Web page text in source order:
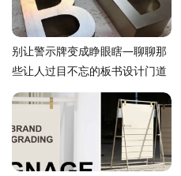
别让警示牌变成睁眼瞎—聊聊那
些让人过目不忘的板书设计门道